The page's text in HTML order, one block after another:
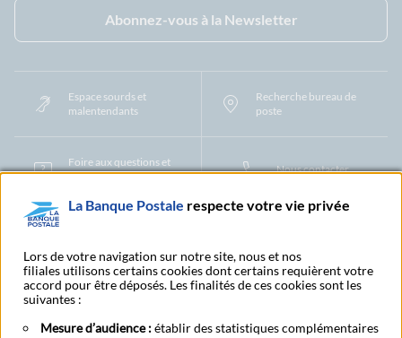
Abonnez-vous à la Newsletter
Espace sourds et
malentendants
Recherche bureau de
poste
Foire aux questions et
centre d'aide
Nous contacter
Protection des Données à Caractère PersonnelFiliales et partenaires
CookiesGestion des cookiesActualiser vos informations
Contestation et réclamation Coordonnées Centres Financiers
Alertes fraudes et points de vigilance Actualités réglementaires CGU
La Banque Postale respecte votre vie privée
Lors de votre navigation sur notre site, nous et nos
filiales utilisons certains cookies dont certains requièrent votre
accord pour être déposés. Les finalités de ces cookies sont les
suivantes :
Mesure d’audience :établir des statistiques complémentaires